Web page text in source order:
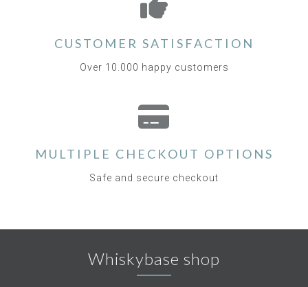
CUSTOMER SATISFACTION
Over 10.000 happy customers
MULTIPLE CHECKOUT OPTIONS
Safe and secure checkout
Whiskybase shop